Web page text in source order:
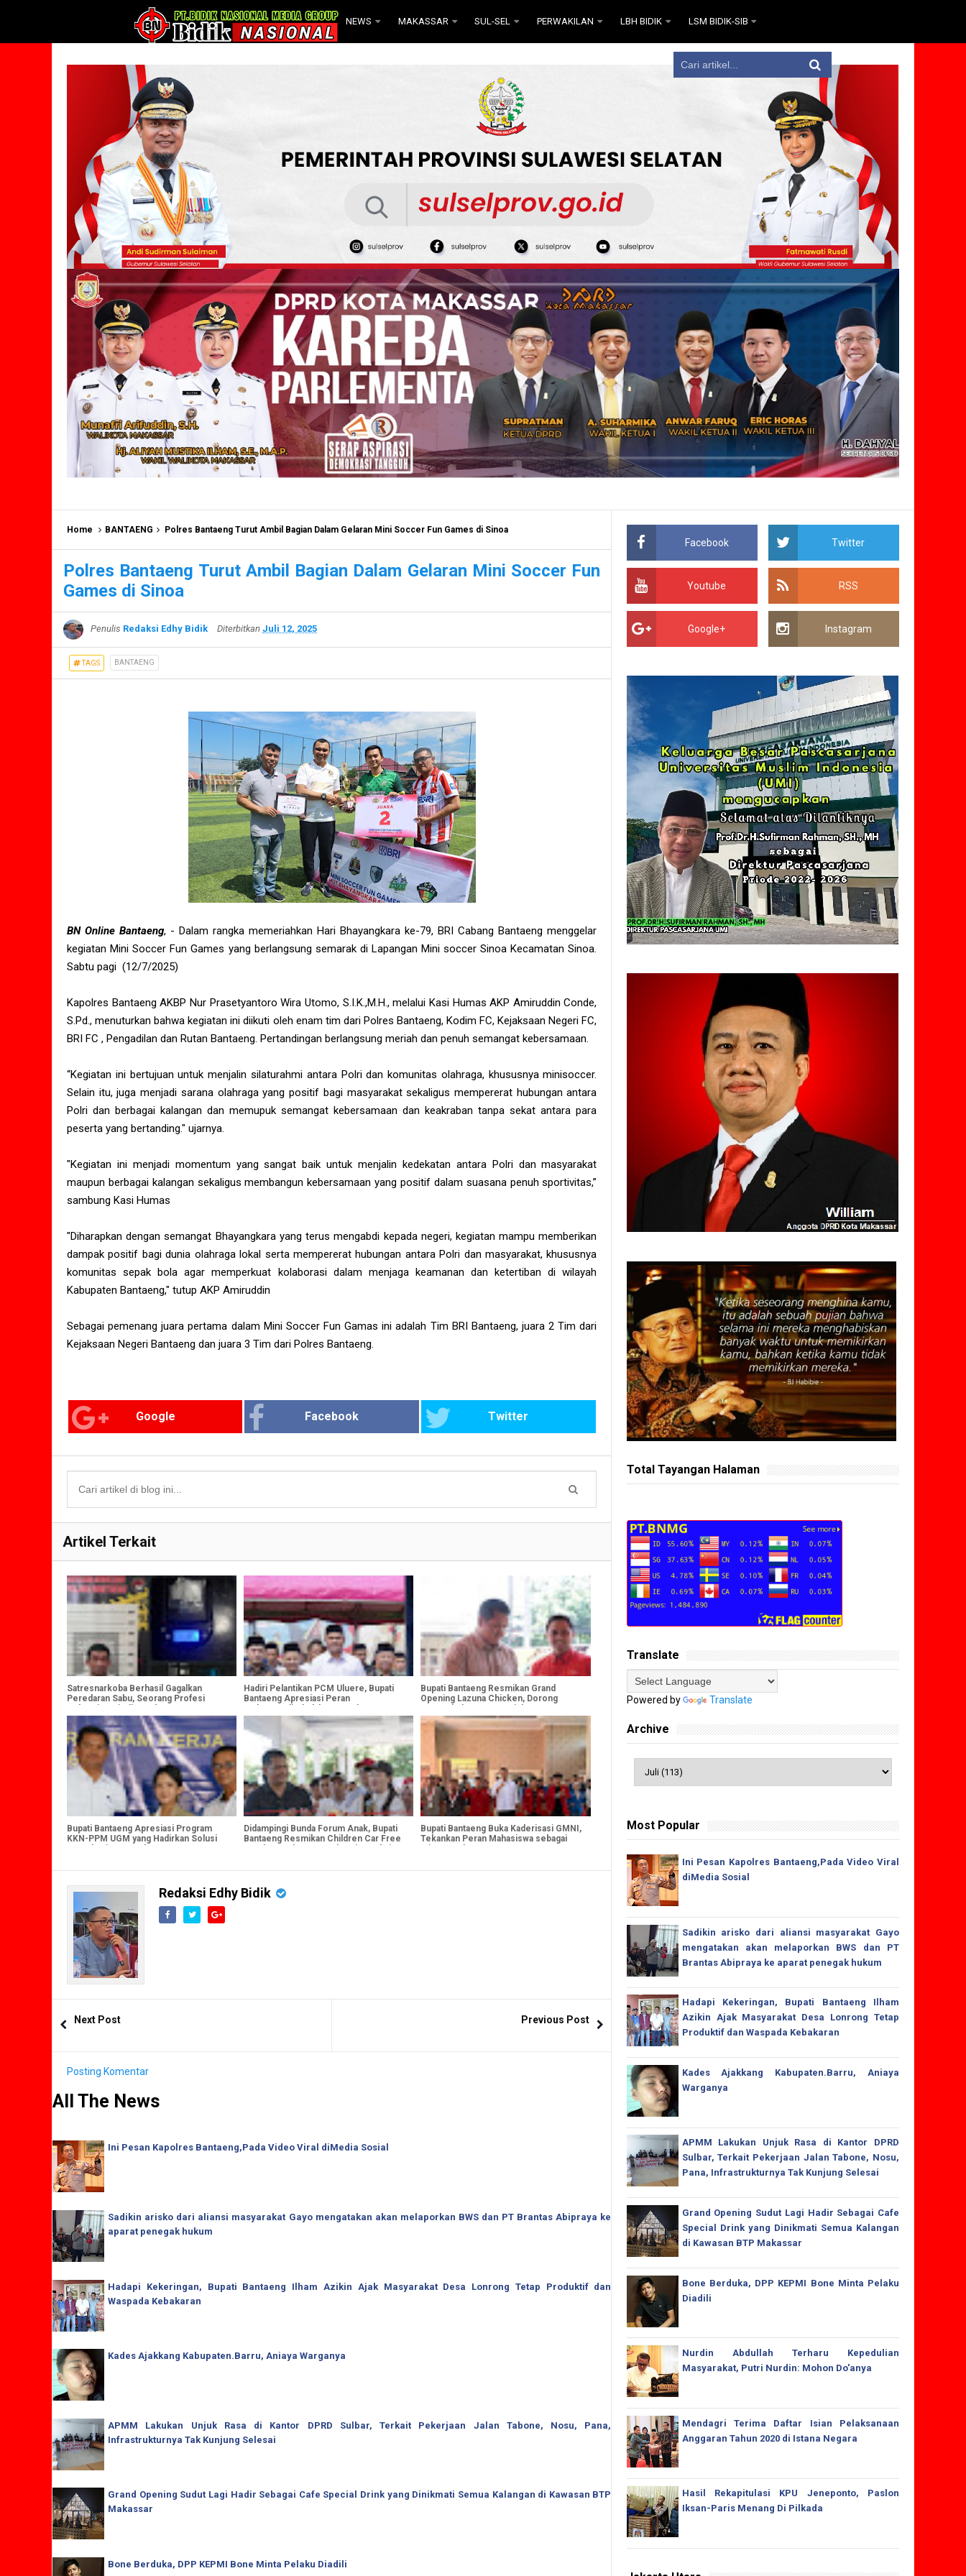
NEWS MAKASSAR SUL-SEL PERWAKILAN LBH BIDIK LSM BIDIK-SIB
Home BANTAENG Polres Bantaeng Turut Ambil Bagian Dalam Gelaran Mini Soccer Fun Games di Sinoa
Polres Bantaeng Turut Ambil Bagian Dalam Gelaran Mini Soccer Fun
Games di Sinoa
Penulis Redaksi Edhy Bidik Diterbitkan Juli 12, 2025
TAGS BANTAENG
BN Online Bantaeng, - Dalam rangka memeriahkan Hari Bhayangkara ke-79, BRI Cabang Bantaeng menggelar
kegiatan Mini Soccer Fun Games yang berlangsung semarak di Lapangan Mini soccer Sinoa Kecamatan Sinoa.
Sabtu pagi (12/7/2025)
Kapolres Bantaeng AKBP Nur Prasetyantoro Wira Utomo, S.I.K.,M.H., melalui Kasi Humas AKP Amiruddin Conde,
S.Pd., menuturkan bahwa kegiatan ini diikuti oleh enam tim dari Polres Bantaeng, Kodim FC, Kejaksaan Negeri FC,
BRI FC , Pengadilan dan Rutan Bantaeng. Pertandingan berlangsung meriah dan penuh semangat kebersamaan.
“Kegiatan ini bertujuan untuk menjalin silaturahmi antara Polri dan komunitas olahraga, khususnya minisoccer.
Selain itu, juga menjadi sarana olahraga yang positif bagi masyarakat sekaligus mempererat hubungan antara
Polri dan berbagai kalangan dan memupuk semangat kebersamaan dan keakraban tanpa sekat antara para
peserta yang bertanding." ujarnya.
"Kegiatan ini menjadi momentum yang sangat baik untuk menjalin kedekatan antara Polri dan masyarakat
maupun berbagai kalangan sekaligus membangun kebersamaan yang positif dalam suasana penuh sportivitas,”
sambung Kasi Humas
"Diharapkan dengan semangat Bhayangkara yang terus mengabdi kepada negeri, kegiatan mampu memberikan
dampak positif bagi dunia olahraga lokal serta mempererat hubungan antara Polri dan masyarakat, khususnya
komunitas sepak bola agar memperkuat kolaborasi dalam menjaga keamanan dan ketertiban di wilayah
Kabupaten Bantaeng," tutup AKP Amiruddin
Sebagai pemenang juara pertama dalam Mini Soccer Fun Gamas ini adalah Tim BRI Bantaeng, juara 2 Tim dari
Kejaksaan Negeri Bantaeng dan juara 3 Tim dari Polres Bantaeng.
Google Facebook Twitter
Artikel Terkait
Satresnarkoba Berhasil Gagalkan
Peredaran Sabu, Seorang Profesi
Sebagai Sopir diamankan Bersama 1,85
Gram Narkoba
Hadiri Pelantikan PCM Uluere, Bupati
Bantaeng Apresiasi Peran
Muhammadiyah dalam Membangun
Daerah
Bupati Bantaeng Resmikan Grand
Opening Lazuna Chicken, Dorong
Pertumbuhan Investasi dan UMKM
Bupati Bantaeng Apresiasi Program
KKN-PPM UGM yang Hadirkan Solusi
Nyata bagi Masyarakat
Didampingi Bunda Forum Anak, Bupati
Bantaeng Resmikan Children Car Free
Day dan Market Day Sebagai Rangkaian
Bupati Bantaeng Buka Kaderisasi GMNI,
Tekankan Peran Mahasiswa sebagai
Mitra Pembangunan
Redaksi Edhy Bidik
Next Post Previous Post
Posting Komentar
All The News
Ini Pesan Kapolres Bantaeng,Pada Video Viral diMedia Sosial
Sadikin arisko dari aliansi masyarakat Gayo mengatakan akan melaporkan BWS dan PT Brantas Abipraya ke
aparat penegak hukum
Hadapi Kekeringan, Bupati Bantaeng Ilham Azikin Ajak Masyarakat Desa Lonrong Tetap Produktif dan
Waspada Kebakaran
Kades Ajakkang Kabupaten.Barru, Aniaya Warganya
APMM Lakukan Unjuk Rasa di Kantor DPRD Sulbar, Terkait Pekerjaan Jalan Tabone, Nosu, Pana,
Infrastrukturnya Tak Kunjung Selesai
Grand Opening Sudut Lagi Hadir Sebagai Cafe Special Drink yang Dinikmati Semua Kalangan di Kawasan BTP
Makassar
Bone Berduka, DPP KEPMI Bone Minta Pelaku Diadili
Facebook Twitter
Youtube RSS
Google+ Instagram
Total Tayangan Halaman
Translate
Powered by Translate
Archive
Most Popular
Ini Pesan Kapolres Bantaeng,Pada Video Viral
diMedia Sosial
Sadikin arisko dari aliansi masyarakat Gayo
mengatakan akan melaporkan BWS dan PT
Brantas Abipraya ke aparat penegak hukum
Hadapi Kekeringan, Bupati Bantaeng Ilham
Azikin Ajak Masyarakat Desa Lonrong Tetap
Produktif dan Waspada Kebakaran
Kades Ajakkang Kabupaten.Barru, Aniaya
Warganya
APMM Lakukan Unjuk Rasa di Kantor DPRD
Sulbar, Terkait Pekerjaan Jalan Tabone, Nosu,
Pana, Infrastrukturnya Tak Kunjung Selesai
Grand Opening Sudut Lagi Hadir Sebagai Cafe
Special Drink yang Dinikmati Semua Kalangan
di Kawasan BTP Makassar
Bone Berduka, DPP KEPMI Bone Minta Pelaku
Diadili
Nurdin Abdullah Terharu Kepedulian
Masyarakat, Putri Nurdin: Mohon Do'anya
Mendagri Terima Daftar Isian Pelaksanaan
Anggaran Tahun 2020 di Istana Negara
Hasil Rekapitulasi KPU Jeneponto, Paslon
Iksan-Paris Menang Di Pilkada